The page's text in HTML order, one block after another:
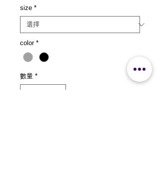
size *
color *
數量 *